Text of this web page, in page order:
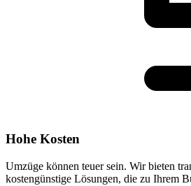
Hohe Kosten
Umzüge können teuer sein. Wir bieten
kostengünstige Lösungen, die zu Ihrem